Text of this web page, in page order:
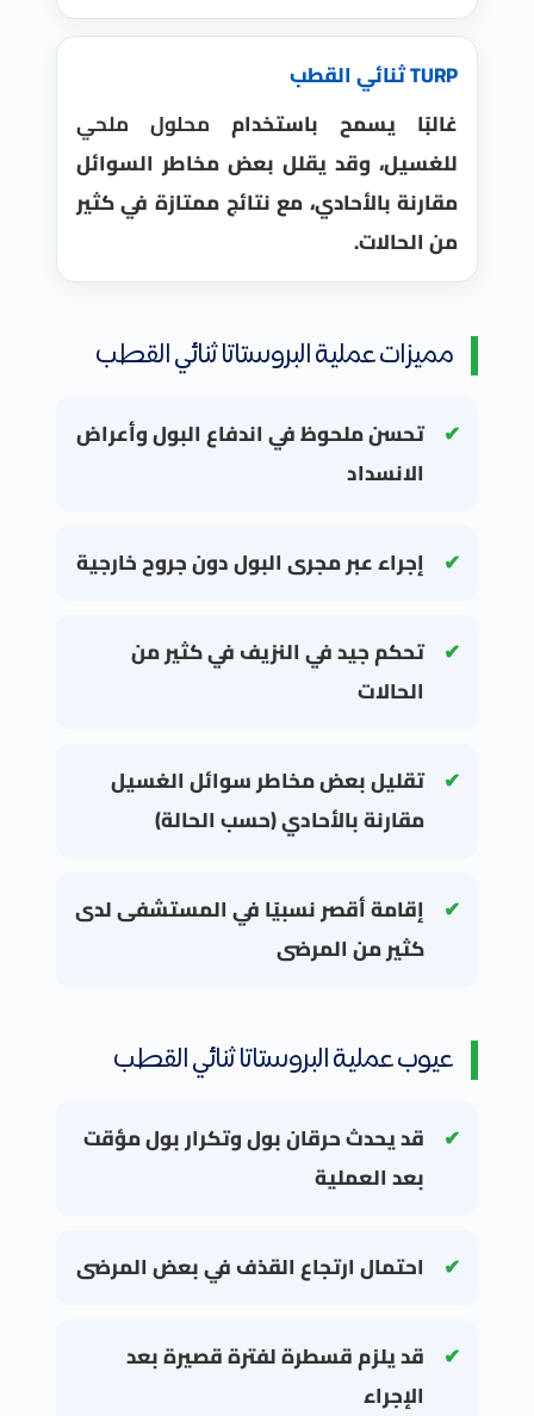
TURP ثنائي القطب
غالبًا يسمح باستخدام محلول ملحي
للغسيل، وقد يقلل بعض مخاطر السوائل
مقارنة بالأحادي، مع نتائج ممتازة في كثير
من الحالات.
مميزات عملية البروستاتا ثنائي القطب
تحسن ملحوظ في اندفاع البول وأعراض
الانسداد
إجراء عبر مجرى البول دون جروح خارجية
تحكم جيد في النزيف في كثير من
الحالات
تقليل بعض مخاطر سوائل الغسيل
مقارنة بالأحادي (حسب الحالة)
إقامة أقصر نسبيًا في المستشفى لدى
كثير من المرضى
عيوب عملية البروستاتا ثنائي القطب
قد يحدث حرقان بول وتكرار بول مؤقت
بعد العملية
احتمال ارتجاع القذف في بعض المرضى
قد يلزم قسطرة لفترة قصيرة بعد
الإجراء